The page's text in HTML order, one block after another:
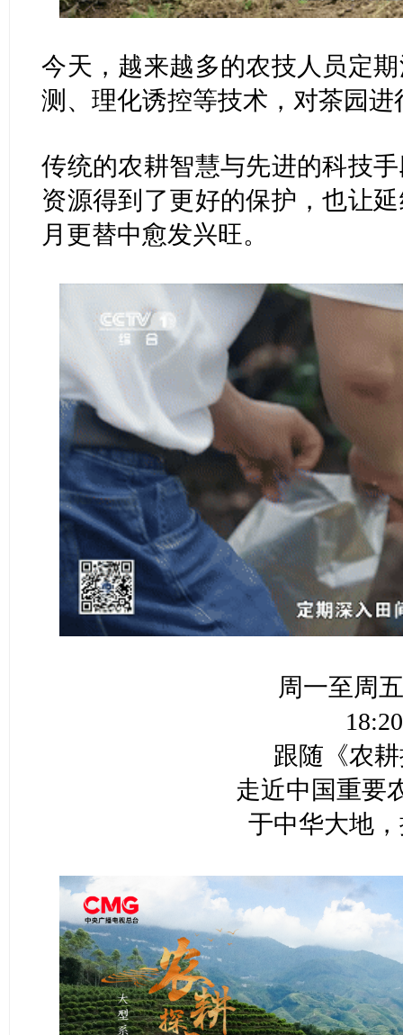
今天，越来越多的农技人员定
测、理化诱控等技术，对茶园
传统的农耕智慧与先进的科技
资源得到了更好的保护，也让
月更替中愈发兴旺。
周一至周
跟随《农
走近中国重要
于中华大地